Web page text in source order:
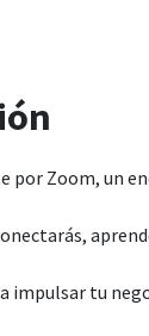
por Zoom, un
impulsar tu